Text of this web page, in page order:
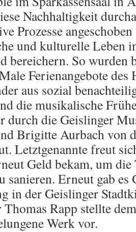
Nachhaltigkeit
Prozesse
und kulturelle Leben
bereichern. So wurden
Ferienangebote des
aus sozial
die musikalische
durch die Geislinger
Brigitte Aurbach von
Letztgenannte freut
Geld bekam, um
sanieren. Erneut gab es
in der Geislinger
Rapp stellte
Werk vor.